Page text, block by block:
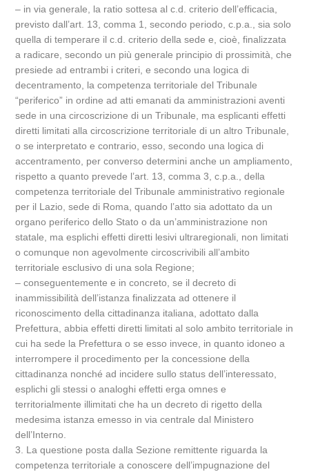
– in via generale, la ratio sottesa al c.d. criterio dell’efficacia,
previsto dall’art. 13, comma 1, secondo periodo, c.p.a., sia solo
quella di temperare il c.d. criterio della sede e, cioè, finalizzata
a radicare, secondo un più generale principio di prossimità, che
presiede ad entrambi i criteri, e secondo una logica di
decentramento, la competenza territoriale del Tribunale
“periferico” in ordine ad atti emanati da amministrazioni aventi
sede in una circoscrizione di un Tribunale, ma esplicanti effetti
diretti limitati alla circoscrizione territoriale di un altro Tribunale,
o se interpretato e contrario, esso, secondo una logica di
accentramento, per converso determini anche un ampliamento,
rispetto a quanto prevede l’art. 13, comma 3, c.p.a., della
competenza territoriale del Tribunale amministrativo regionale
per il Lazio, sede di Roma, quando l’atto sia adottato da un
organo periferico dello Stato o da un’amministrazione non
statale, ma esplichi effetti diretti lesivi ultraregionali, non limitati
o comunque non agevolmente circoscrivibili all’ambito
territoriale esclusivo di una sola Regione;
– conseguentemente e in concreto, se il decreto di
inammissibilità dell’istanza finalizzata ad ottenere il
riconoscimento della cittadinanza italiana, adottato dalla
Prefettura, abbia effetti diretti limitati al solo ambito territoriale in
cui ha sede la Prefettura o se esso invece, in quanto idoneo a
interrompere il procedimento per la concessione della
cittadinanza nonché ad incidere sullo status dell’interessato,
esplichi gli stessi o analoghi effetti erga omnes e
territorialmente illimitati che ha un decreto di rigetto della
medesima istanza emesso in via centrale dal Ministero
dell’Interno.
3. La questione posta dalla Sezione remittente riguarda la
competenza territoriale a conoscere dell’impugnazione del